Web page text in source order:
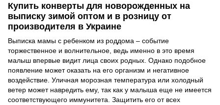
Купить конверты для новорожденных на
выписку зимой оптом и в розницу от
производителя в Украине
Выписка мамы с ребенком из роддома – событие
торжественное и волнительное, ведь именно в это время
малыш впервые видит лица своих родных. Однако подобное
появление может оказать на его организм и негативное
воздействие. Уличная морозная температура или холодный
ветер может навредить ему, так как у малыша еще не имеется
соответствующего иммунитета. Защитить его от всех